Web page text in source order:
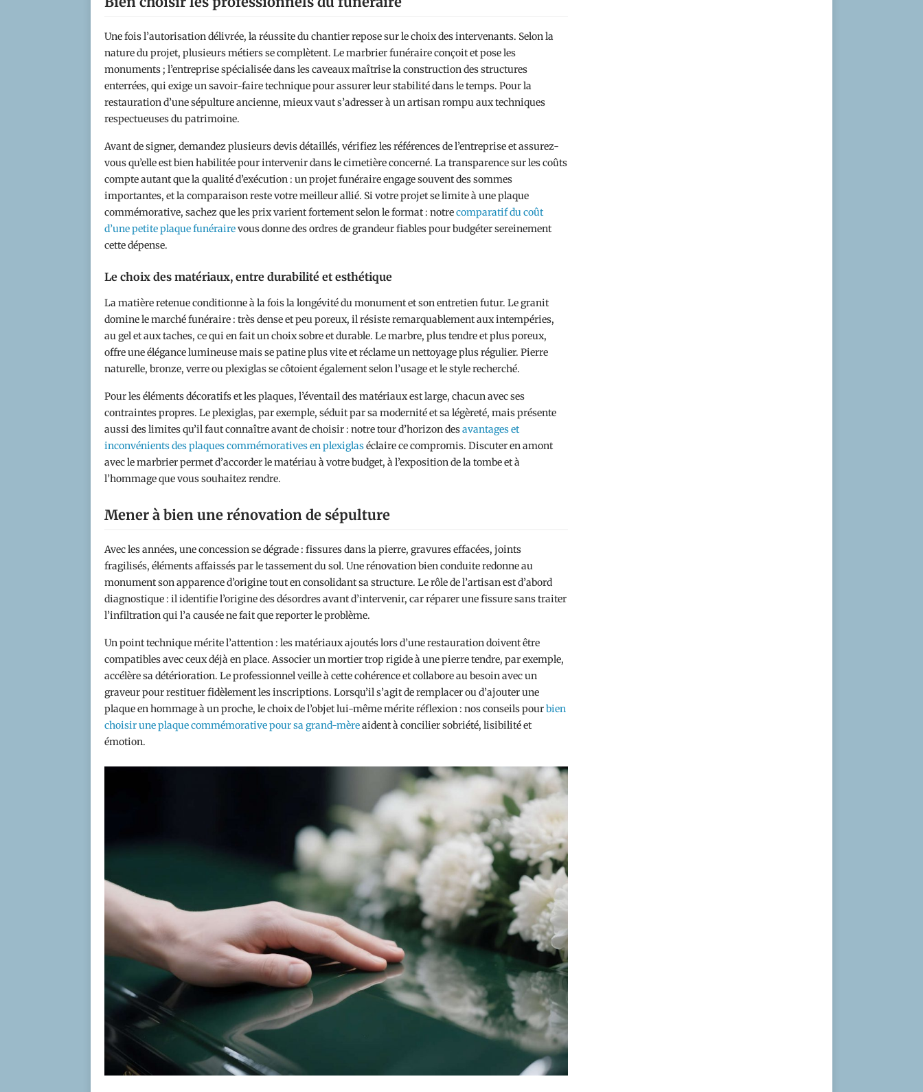
Une fois l’autorisation délivrée, la réussite du chantier repose sur le choix des intervenants. Selon la
nature du projet, plusieurs métiers se complètent. Le marbrier funéraire conçoit et pose les
monuments ; l’entreprise spécialisée dans les caveaux maîtrise la construction des structures
enterrées, qui exige un savoir-faire technique pour assurer leur stabilité dans le temps. Pour la
restauration d’une sépulture ancienne, mieux vaut s’adresser à un artisan rompu aux techniques
respectueuses du patrimoine.
Avant de signer, demandez plusieurs devis détaillés, vérifiez les références de l’entreprise et assurez-
vous qu’elle est bien habilitée pour intervenir dans le cimetière concerné. La transparence sur les coûts
compte autant que la qualité d’exécution : un projet funéraire engage souvent des sommes
importantes, et la comparaison reste votre meilleur allié. Si votre projet se limite à une plaque
commémorative, sachez que les prix varient fortement selon le format : notrecomparatif du coût
d’une petite plaque funérairevous donne des ordres de grandeur fiables pour budgéter sereinement
cette dépense.
Le choix des matériaux, entre durabilité et esthétique
La matière retenue conditionne à la fois la longévité du monument et son entretien futur. Le granit
domine le marché funéraire : très dense et peu poreux, il résiste remarquablement aux intempéries,
au gel et aux taches, ce qui en fait un choix sobre et durable. Le marbre, plus tendre et plus poreux,
offre une élégance lumineuse mais se patine plus vite et réclame un nettoyage plus régulier. Pierre
naturelle, bronze, verre ou plexiglas se côtoient également selon l’usage et le style recherché.
Pour les éléments décoratifs et les plaques, l’éventail des matériaux est large, chacun avec ses
contraintes propres. Le plexiglas, par exemple, séduit par sa modernité et sa légèreté, mais présente
aussi des limites qu’il faut connaître avant de choisir : notre tour d’horizon desavantages et
inconvénients des plaques commémoratives en plexiglaséclaire ce compromis. Discuter en amont
avec le marbrier permet d’accorder le matériau à votre budget, à l’exposition de la tombe et à
l’hommage que vous souhaitez rendre.
Mener à bien une rénovation de sépulture
Avec les années, une concession se dégrade : fissures dans la pierre, gravures effacées, joints
fragilisés, éléments affaissés par le tassement du sol. Une rénovation bien conduite redonne au
monument son apparence d’origine tout en consolidant sa structure. Le rôle de l’artisan est d’abord
diagnostique : il identifie l’origine des désordres avant d’intervenir, car réparer une fissure sans traiter
l’infiltration qui l’a causée ne fait que reporter le problème.
Un point technique mérite l’attention : les matériaux ajoutés lors d’une restauration doivent être
compatibles avec ceux déjà en place. Associer un mortier trop rigide à une pierre tendre, par exemple,
accélère sa détérioration. Le professionnel veille à cette cohérence et collabore au besoin avec un
graveur pour restituer fidèlement les inscriptions. Lorsqu’il s’agit de remplacer ou d’ajouter une
plaque en hommage à un proche, le choix de l’objet lui-même mérite réflexion : nos conseils pourbien
choisir une plaque commémorative pour sa grand-mèreaident à concilier sobriété, lisibilité et
émotion.